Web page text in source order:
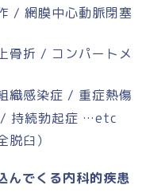
/ 網膜中心動脈閉塞
骨折 / コンパートメ
織感染症 / 重症熱傷
/ 持続勃起症 …etc
脱臼）
でくる内科的疾患